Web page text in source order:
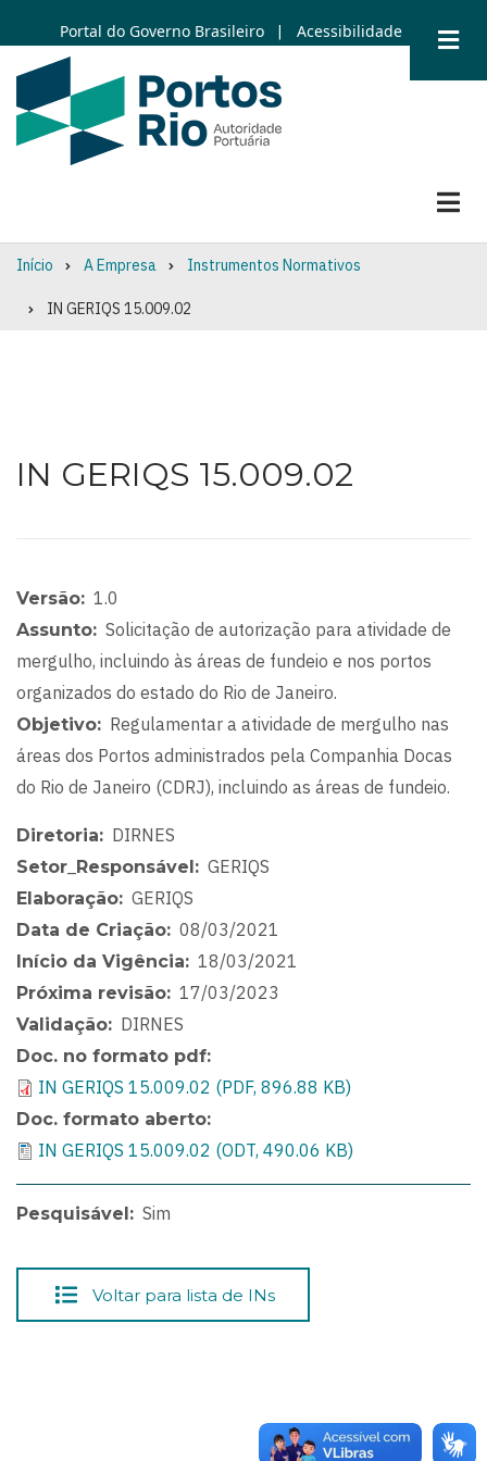
to
main
content
Portal do Governo Brasileiro | Acessibilidade
Breadcrumb
Início A Empresa Instrumentos Normativos
IN GERIQS 15.009.02
IN GERIQS 15.009.02
Versão 1.0
Assunto
Solicitação de autorização para atividade de
mergulho, incluindo às áreas de fundeio e nos portos
organizados do estado do Rio de Janeiro.
Objetivo
Regulamentar a atividade de mergulho nas
áreas dos Portos administrados pela Companhia Docas
do Rio de Janeiro (CDRJ), incluindo as áreas de fundeio.
Diretoria DIRNES
Setor_Responsável GERIQS
Elaboração GERIQS
Data de Criação 08/03/2021
Início da Vigência 18/03/2021
Próxima revisão 17/03/2023
Validação DIRNES
Doc. no formato pdf
IN GERIQS 15.009.02 (PDF, 896.88 KB)
Doc. formato aberto
IN GERIQS 15.009.02 (ODT, 490.06 KB)
Pesquisável Sim
Voltar para lista de INs